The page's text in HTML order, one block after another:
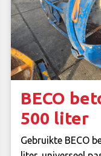
BECO
500 liter
Gebruikte BECO